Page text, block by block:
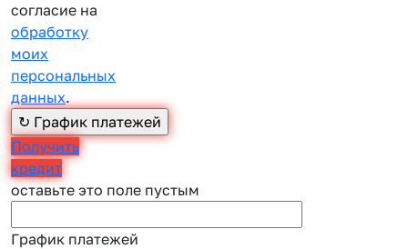
согласие на
обработку
моих
персональных
данных.
Получить
кредит
оставьте это поле пустым
График платежей